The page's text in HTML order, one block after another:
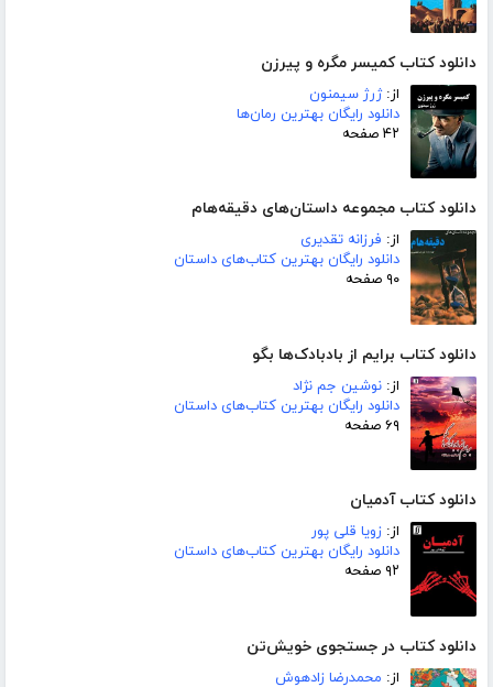
دانلود کتاب کمیسر مگره و پیرزن
از:ژرژ سیمنون
دانلود رایگان بهترین رمان‌ها
۴۲ صفحه
دانلود کتاب مجموعه داستان‌های دقیقه‌هام
از: فرزانه تقدیری
دانلود رایگان بهترین کتاب‌های داستان
۹۰ صفحه
دانلود کتاب برایم از بادبادک‌ها بگو
از: نوشین جم نژاد
دانلود رایگان بهترین کتاب‌های داستان
۶۹ صفحه
دانلود کتاب آدمیان
از: زویا قلی پور
دانلود رایگان بهترین کتاب‌های داستان
۹۲ صفحه
دانلود کتاب در جستجوی خویش‌تن
از: محمدرضا زادهوش